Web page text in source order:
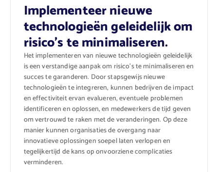
Implementeer nieuwe
technologieën geleidelijk om
risico’s te minimaliseren.
Het implementeren van nieuwe technologieën geleidelijk
is een verstandige aanpak om risico’s te minimaliseren en
succes te garanderen. Door stapsgewijs nieuwe
technologieën te integreren, kunnen bedrijven de impact
en effectiviteit ervan evalueren, eventuele problemen
identificeren en oplossen, en medewerkers de tijd geven
om vertrouwd te raken met de veranderingen. Op deze
manier kunnen organisaties de overgang naar
innovatieve oplossingen soepel laten verlopen en
tegelijkertijd de kans op onvoorziene complicaties
verminderen.